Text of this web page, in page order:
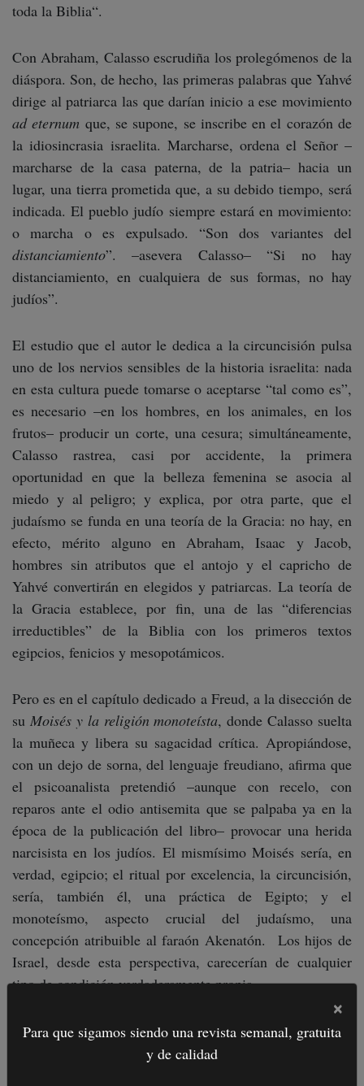
toda la Biblia“.
Con Abraham, Calasso escrudiña los prolegómenos de la
diáspora. Son, de hecho, las primeras palabras que Yahvé
dirige al patriarca las que darían inicio a ese movimiento
ad eternum que, se supone, se inscribe en el corazón de
la idiosincrasia israelita. Marcharse, ordena el Señor –
marcharse de la casa paterna, de la patria– hacia un
lugar, una tierra prometida que, a su debido tiempo, será
indicada. El pueblo judío siempre estará en movimiento:
o marcha o es expulsado. “Son dos variantes del
distanciamiento”. –asevera Calasso– “Si no hay
distanciamiento, en cualquiera de sus formas, no hay
judíos”.
El estudio que el autor le dedica a la circuncisión pulsa
uno de los nervios sensibles de la historia israelita: nada
en esta cultura puede tomarse o aceptarse “tal como es”,
es necesario –en los hombres, en los animales, en los
frutos– producir un corte, una cesura; simultáneamente,
Calasso rastrea, casi por accidente, la primera
oportunidad en que la belleza femenina se asocia al
miedo y al peligro; y explica, por otra parte, que el
judaísmo se funda en una teoría de la Gracia: no hay, en
efecto, mérito alguno en Abraham, Isaac y Jacob,
hombres sin atributos que el antojo y el capricho de
Yahvé convertirán en elegidos y patriarcas. La teoría de
la Gracia establece, por fin, una de las “diferencias
irreductibles” de la Biblia con los primeros textos
egipcios, fenicios y mesopotámicos.
Pero es en el capítulo dedicado a Freud, a la disección de
su Moisés y la religión monoteísta, donde Calasso suelta
la muñeca y libera su sagacidad crítica. Apropiándose,
con un dejo de sorna, del lenguaje freudiano, afirma que
el psicoanalista pretendió –aunque con recelo, con
reparos ante el odio antisemita que se palpaba ya en la
época de la publicación del libro– provocar una herida
narcisista en los judíos. El mismísimo Moisés sería, en
verdad, egipcio; el ritual por excelencia, la circuncisión,
sería, también él, una práctica de Egipto; y el
monoteísmo, aspecto crucial del judaísmo, una
concepción atribuible al faraón Akenatón. Los hijos de
Israel, desde esta perspectiva, carecerían de cualquier
tipo de condición verdaderamente propia.
Ciertas interpretaciones –en las que se entronca el último
Freud– consideran que Moisés, demorado más acá del
×
Para que sigamos siendo una revista semanal, gratuita
y de calidad